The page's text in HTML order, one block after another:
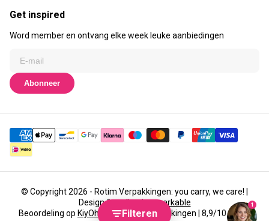
Filteren
Get inspired
Word member en ontvang elke week leuke aanbiedingen
Abonneer
© Copyright 2026 - Rotim Verpakkingen: you carry, we care! |
Design & realisatieemarkable
Beoordeling op KiyOh voor Rotim Verpakkingen | 8,9/10 (3437
1